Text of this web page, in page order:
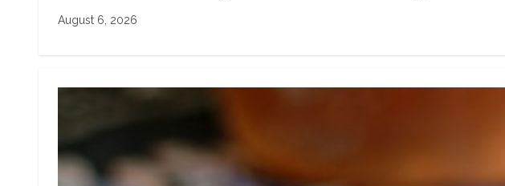
August 6, 2026